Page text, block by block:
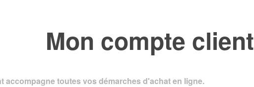
Mon compte client
accompagne toutes vos démarches d'achat en ligne.